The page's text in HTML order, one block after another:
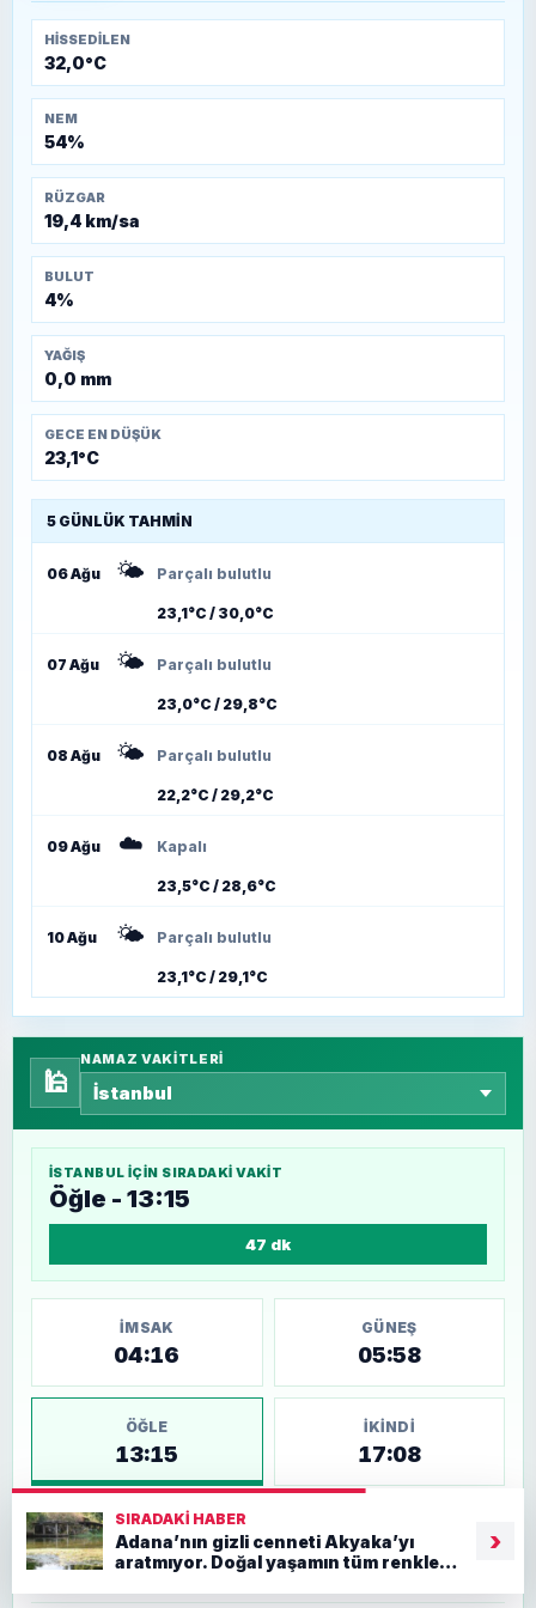
HISSEDILEN
32,0°C
NEM
54%
RÜZGAR
19,4 km/sa
BULUT
4%
YAĞIŞ
0,0 mm
GECE EN DÜŞÜK
23,1°C
5 GÜNLÜK TAHMIN
06 Ağu 🌤️ Parçalı bulutlu
23,1°C / 30,0°C
07 Ağu 🌤️ Parçalı bulutlu
23,0°C / 29,8°C
08 Ağu 🌤️ Parçalı bulutlu
22,2°C / 29,2°C
09 Ağu ☁️ Kapalı
23,5°C / 28,6°C
10 Ağu 🌤️ Parçalı bulutlu
23,1°C / 29,1°C
🕌
NAMAZ VAKITLERI
İSTANBUL IÇIN SIRADAKI VAKIT
Öğle - 13:15
47 dk
İMSAK
04:16
GÜNEŞ
05:58
ÖĞLE
13:15
İKINDI
17:08
AKŞAM
20:23 21:57
SIRADAKI HABER
Adana’nın gizli cenneti Akyaka’yı
aratmıyor. Doğal yaşamın tüm renkleri
›